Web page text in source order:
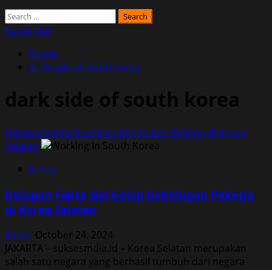
Search
for:
Subscribe
Home
dark side of south korea
dark side of south korea
Delapan Fakta Sisi Gelap Kehidupan Pekerja di Korea
Selatan
K-Pop
Delapan Fakta Sisi Gelap Kehidupan Pekerja
di Korea Selatan
Editor October 24, 2024
JAKARTA – suksesmdia.id – Korea Selatan merupakan
salah satu negara yang berhasil tumbuh dari negara